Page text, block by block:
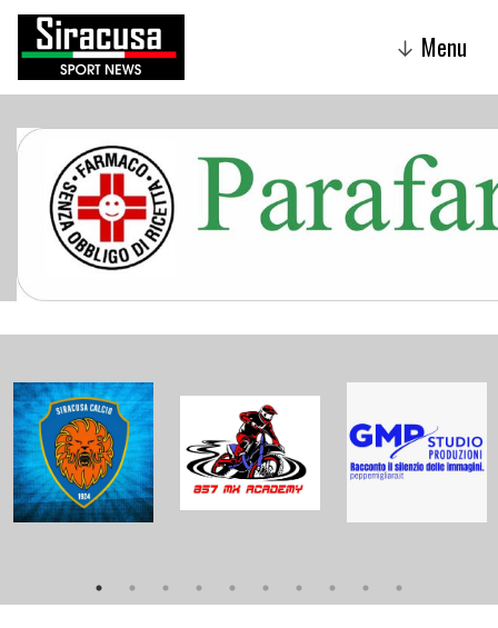
↓ Menu